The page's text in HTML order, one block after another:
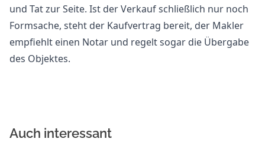
und Tat zur Seite. Ist der Verkauf schließlich nur noch
Formsache, steht der Kaufvertrag bereit, der Makler
empfiehlt einen Notar und regelt sogar die Übergabe
des Objektes.
Auch interessant